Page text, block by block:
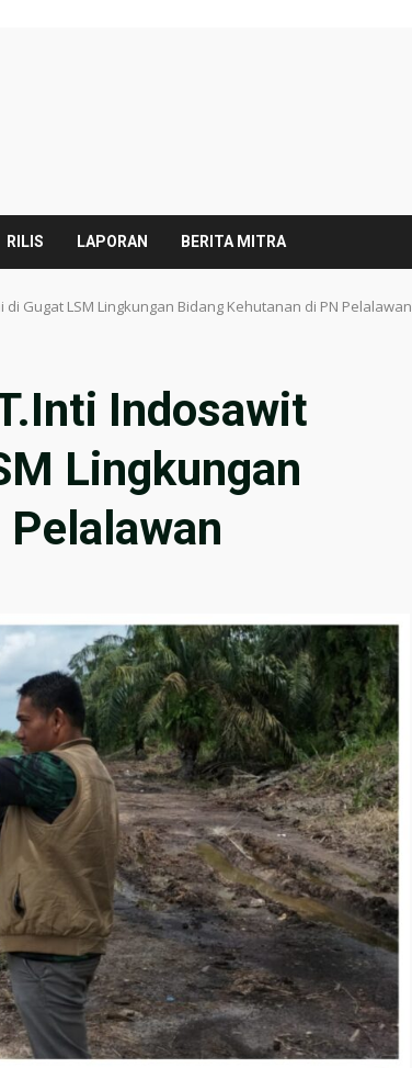
RILIS LAPORAN BERITA MITRA
Gugat LSM Lingkungan Bidang Kehutanan di PN Pelalawan
Indosawit
Lingkungan